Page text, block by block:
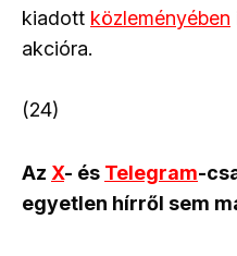
kiadott közleményében
akcióra.
(24)
Az X- és Telegram-
egyetlen hírről sem